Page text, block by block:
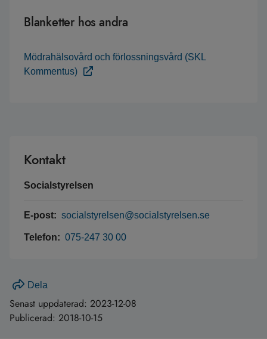
Blanketter hos andra
Mödrahälsovård och förlossningsvård (SKL
Kommentus)
Kontakt
Socialstyrelsen
E-post: socialstyrelsen@socialstyrelsen.se
Telefon: 075-247 30 00
Dela
Senast uppdaterad: 2023-12-08
Publicerad: 2018-10-15